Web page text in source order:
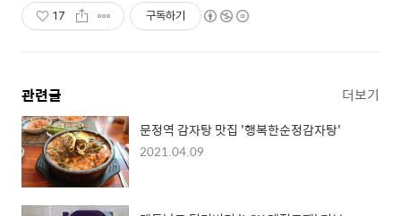
17 구독하기
관련글 더보기
문정역 감자탕 맛집 '행복한순정감자탕'
2021.04.09